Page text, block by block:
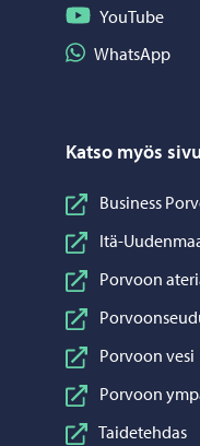
Seuraa YouTube
YouTube
Jaa WhatsApp
WhatsApp
Katso myös
Business
Itä-
Porvoon
Porvoon vesi
Porvoon
Taidetehdas